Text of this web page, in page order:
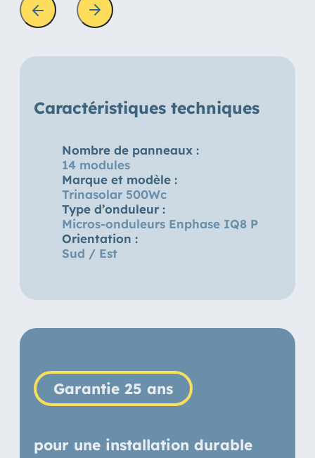
Caractéristiques techniques
Nombre de panneaux :
14 modules
Marque et modèle :
Trinasolar 500Wc
Type d’onduleur :
Micros-onduleurs Enphase IQ8 P
Orientation :
Sud / Est
Garantie 25 ans
pour une installation durable